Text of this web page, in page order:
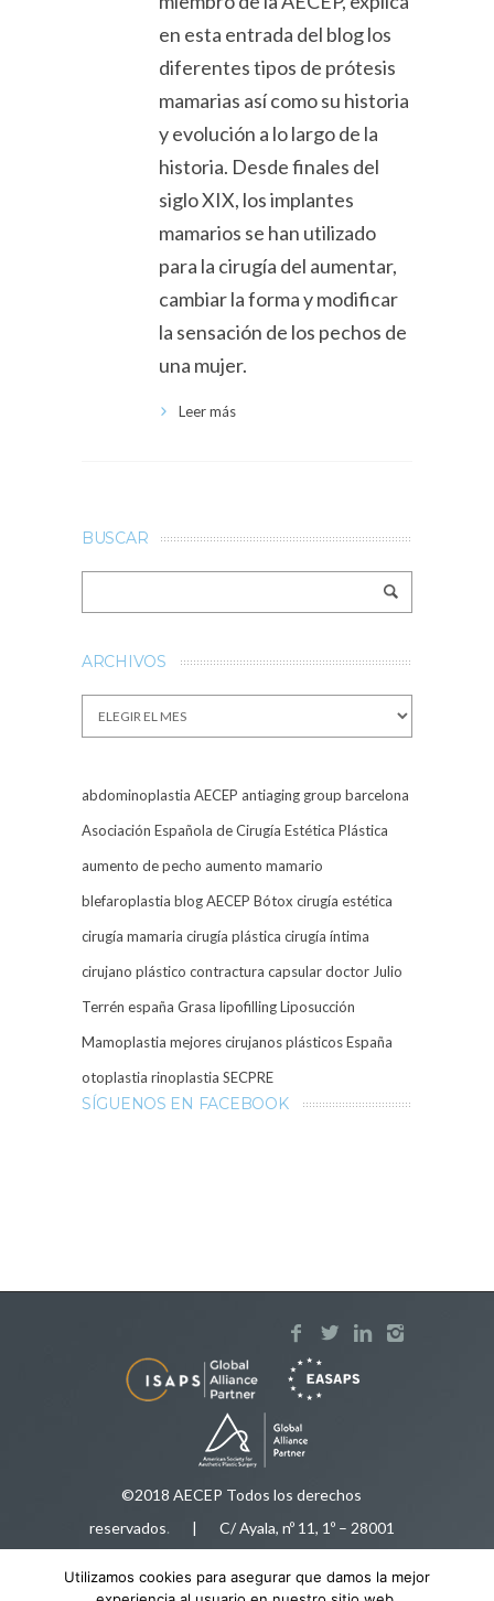
en esta entrada del blog los
diferentes tipos de prótesis
mamarias así como su historia
y evolución a lo largo de la
historia. Desde finales del
siglo XIX, los implantes
mamarios se han utilizado
para la cirugía del aumentar,
cambiar la forma y modificar
la sensación de los pechos de
una mujer.
Leer más
BUSCAR
ARCHIVOS
Archivos
abdominoplastia AECEP antiaging group barcelona
Asociación Española de Cirugía Estética Plástica
aumento de pecho aumento mamario
blefaroplastia blog AECEP Bótox cirugía estética
cirugía mamaria cirugía plástica cirugía íntima
cirujano plástico contractura capsulardoctor Julio
Terrén españa Grasa lipofillingLiposucción
Mamoplastia mejores cirujanos plásticos España
otoplastia rinoplastia SECPRE
SÍGUENOS EN FACEBOOK
©2018 AECEP Todos los derechos
reservados. | C/ Ayala, nº 11, 1º – 28001
Tfnos:91 575 50 35/ 616 92 78 34|
Utilizamos cookies para asegurar que damos la mejor